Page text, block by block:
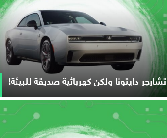
تشارجر دايتونا ولكن كهربائية صديقة للبيئة!